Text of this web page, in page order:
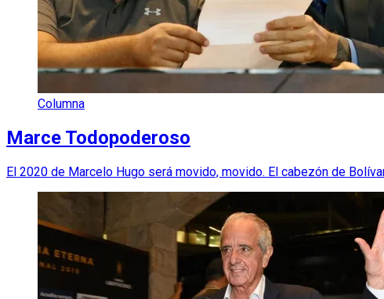
Columna
Marce Todopoderoso
El 2020 de Marcelo Hugo será movido, movido. El cabezón de